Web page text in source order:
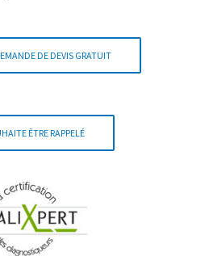
DE DEVIS GRATUIT
ÊTRE RAPPELÉ